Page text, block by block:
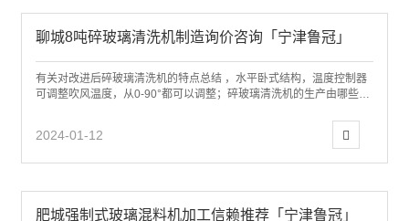
聊城8吨碎玻璃清洗机制造询价咨询「宁津鲁冠」
有关对改进后碎玻璃清洗机的特点总结 ，水平卧式结构，温度控制器
可调整吹风温度，从0-90°都可以调整；碎玻璃清洗机的生产由哪些部
2024-01-12
肥城强制式玻璃混料机加工信赖推荐「宁津鲁冠」